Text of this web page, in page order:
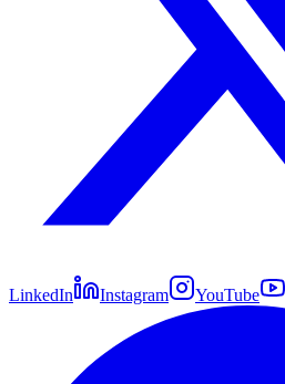
LinkedIn Instagram YouTube